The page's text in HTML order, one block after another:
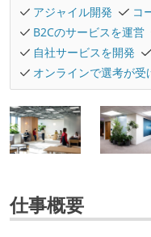
アジャイル開発
コ
B2Cのサービスを運営
自社サービスを開発
オンラインで選考が受
仕事概要